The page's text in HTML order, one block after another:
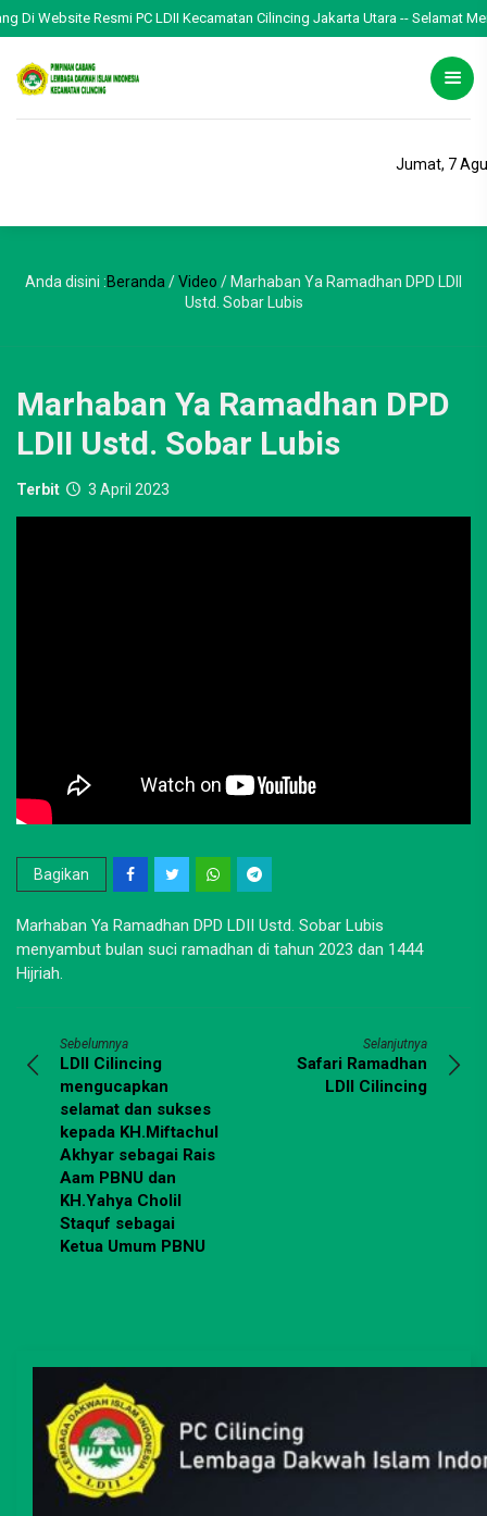
Website Resmi PC LDII Kecamatan Cilincing Jakarta Utara -- Selamat
Jumat, 7
Anda disini :Beranda /Video / Marhaban Ya Ramadhan DPD LDII
Ustd. Sobar Lubis
Marhaban Ya Ramadhan DPD
LDII Ustd. Sobar Lubis
Terbit 3 April 2023
Bagikan
Marhaban Ya Ramadhan DPD LDII Ustd. Sobar Lubis
menyambut bulan suci ramadhan di tahun 2023 dan 1444
Hijriah.
Sebelumnya
LDII Cilincing
mengucapkan
selamat dan sukses
kepada KH.Miftachul
Akhyar sebagai Rais
Aam PBNU dan
KH.Yahya Cholil
Staquf sebagai
Ketua Umum PBNU
Selanjutnya
Safari Ramadhan
LDII Cilincing